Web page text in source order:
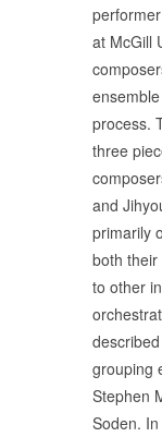
MENTIONS
CRÉDITS &
SUIVRE LA RMO
mailchimpfacebook
googlelinkedin
at McGill
process.
three
and
primarily
both their
to other
grouping
Stephen
Soden.